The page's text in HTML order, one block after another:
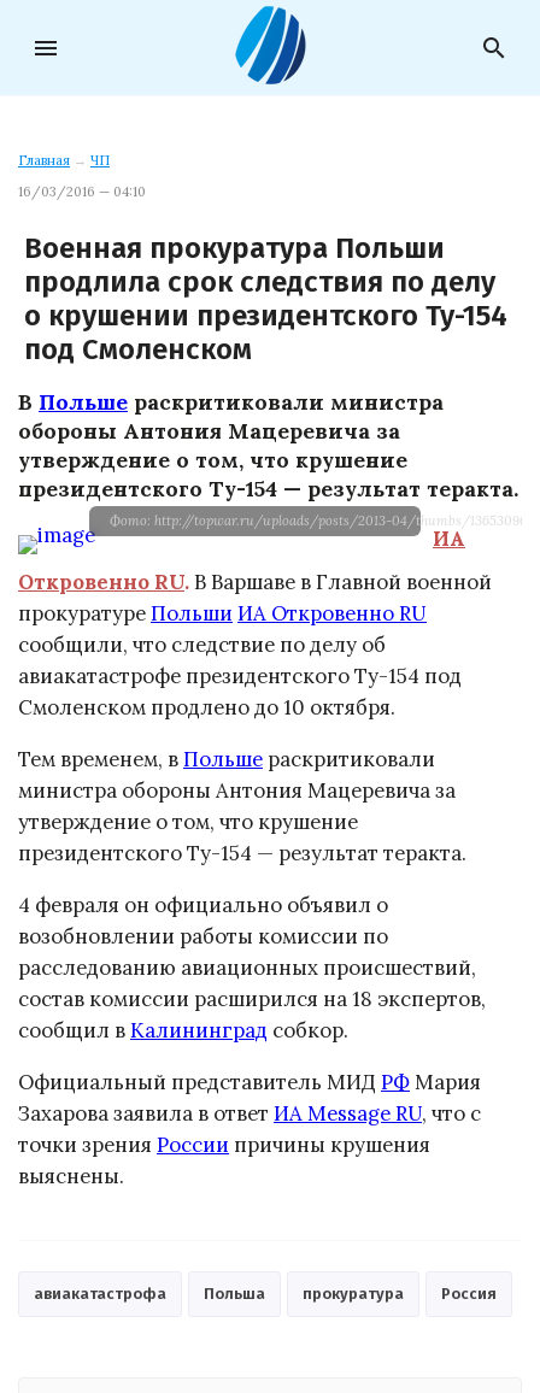
menu search
Главная → ЧП
16/03/2016 — 04:10
Военная прокуратура Польши
продлила срок следствия по делу
о крушении президентского Ту-154
под Смоленском
В Польше раскритиковали министра
обороны Антония Мацеревича за
утверждение о том, что крушение
президентского Ту-154 — результат теракта.
Фото: http://topwar.ru/uploads/posts/2013-04/thumbs/
ИА
Откровенно RU.В Варшаве в Главной военной
прокуратуреПольши ИА Откровенно RU
сообщили, что следствие по делу об
авиакатастрофе президентского Ту-154 под
Смоленском продлено до 10 октября.
Тем временем, вПольше раскритиковали
министра обороны Антония Мацеревича за
утверждение о том, что крушение
президентского Ту-154 — результат теракта.
4 февраля он официально объявил о
возобновлении работы комиссии по
расследованию авиационных происшествий,
состав комиссии расширился на 18 экспертов,
сообщил вКалининград собкор.
Официальный представитель МИД РФМария
Захарова заявила в ответ ИА Message RU, что с
точки зрения России причины крушения
выяснены.
авиакатастрофа Польша прокуратура Россия